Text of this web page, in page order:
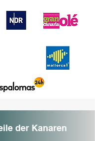
der Kanaren